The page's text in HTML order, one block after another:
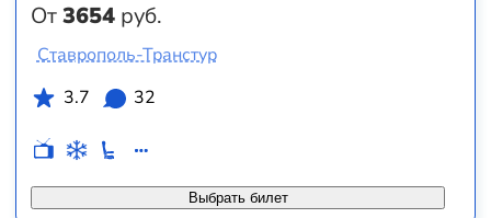
От3654 руб.
Выбрать билет
Ставрополь-Транстур
3.7
32